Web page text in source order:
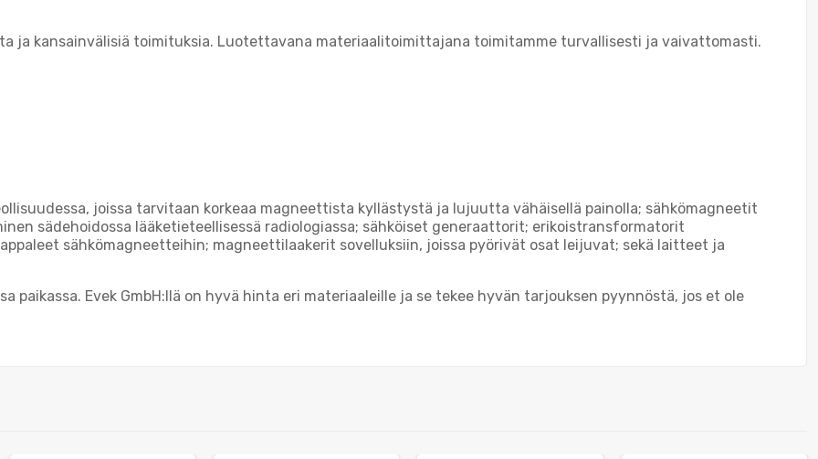
ja kansainvälisiä toimituksia. Luotettavana materiaalitoimittajana toimitamme turvallisesti ja vaivattomasti.
joissa tarvitaan korkeaa magneettista kyllästystä ja lujuutta vähäisellä painolla; sähkömagneetit
sädehoidossa lääketieteellisessä radiologiassa; sähköiset generaattorit; erikoistransformatorit
sähkömagneetteihin; magneettilaakerit sovelluksiin, joissa pyörivät osat leijuvat; sekä laitteet ja
paikassa. Evek GmbH:llä on hyvä hinta eri materiaaleille ja se tekee hyvän tarjouksen pyynnöstä, jos et ole